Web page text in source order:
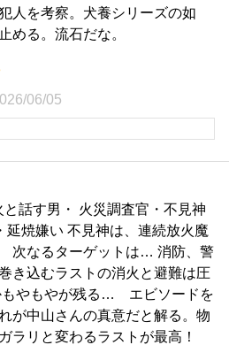
人を考察。犬養シリーズの如
める。流石だな。
06/05
話す男・ 火災調査官・不見神
延焼嫌い 不見神は、連続放火魔
次なるターゲットは… 消防、警
き込むラストの消火と避難は圧
もやもやが残る… エビソードを
が中山さんの真意だと解る。物
ラリと変わるラストが最高！